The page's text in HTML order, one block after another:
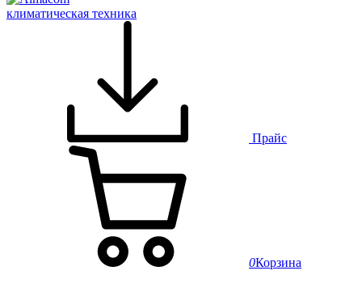
климатическая техника
Прайс
0Корзина